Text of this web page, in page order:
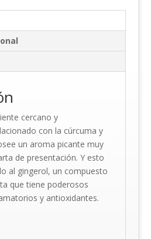
cercano y
con la cúrcuma y
un aroma picante muy
de presentación. Y esto
al gingerol, un compuesto
que tiene poderosos
y antioxidantes.